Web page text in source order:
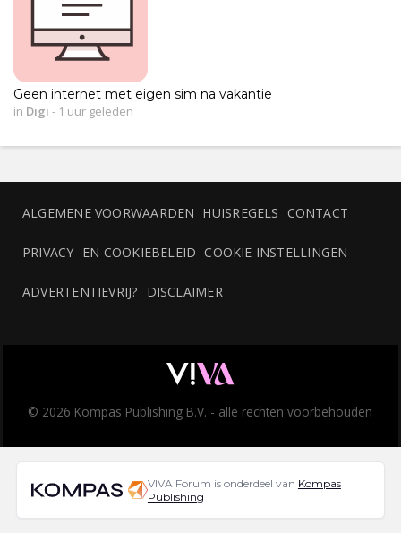
Geen internet met eigen sim na vakantie
in Digi - 1 uur geleden
ALGEMENE VOORWAARDEN HUISREGELS CONTACT
PRIVACY- EN COOKIEBELEID COOKIE INSTELLINGEN
ADVERTENTIEVRIJ? DISCLAIMER
© 2026 Kompas Publishing B.V. - alle rechten voorbehouden
VIVA Forum is onderdeel van Kompas
Publishing